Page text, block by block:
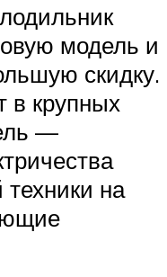
модель и
скидку.
в крупных
—
на